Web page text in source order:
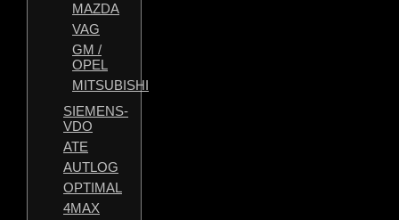
MAZDA
VAG
GM /
OPEL
MITSUBISHI
SIEMENS-
VDO
ATE
AUTLOG
OPTIMAL
4MAX